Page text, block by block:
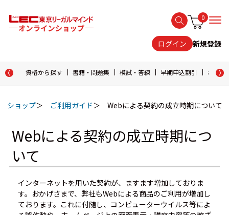
0
ログイン 新規登録
資格から探す 書籍・問題集 模試・答練 早期申込割引 おため
ショップ ご利用ガイド Webによる契約の成立時期について
Webによる契約の成立時期につ
いて
インターネットを用いた契約が、ますます増加しておりま
す。おかげさまで、弊社もWebによる商品のご利用が増加し
ております。これに付随し、コンピューターウイルス等によ